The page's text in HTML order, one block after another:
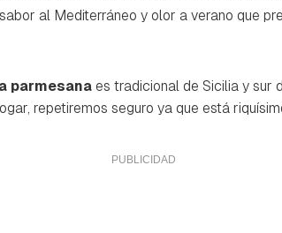
al Mediterráneo y olor a verano que
parmesanaes tradicional de Sicilia y sur
repetiremos seguro ya que está